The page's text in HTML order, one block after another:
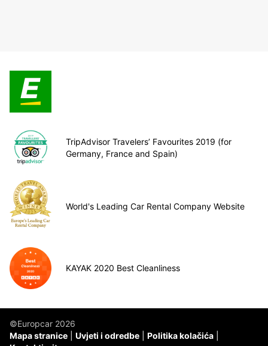
TripAdvisor Travelers’ Favourites 2019 (for
Germany, France and Spain)
World's Leading Car Rental Company Website
KAYAK 2020 Best Cleanliness
©Europcar 2026
Mapa stranice
Uvjeti i odredbe
Politika kolačića